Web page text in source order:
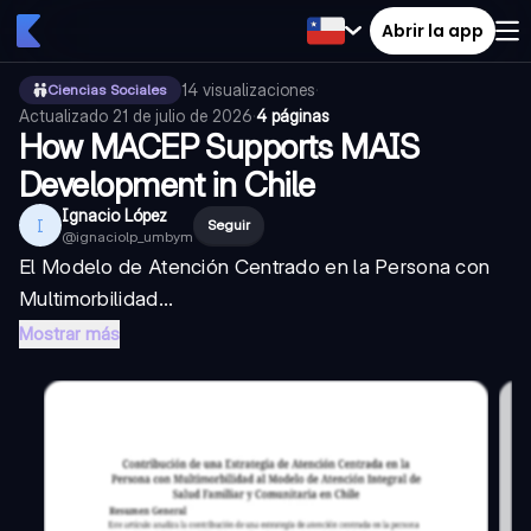
Abrir la app
Ciencias Sociales 14 visualizaciones·
Actualizado 21 de julio de 2026·4 páginas
How MACEP Supports MAIS
Development in Chile
I Ignacio López
@ignaciolp_umbym
Seguir
El Modelo de Atención Centrado en la Persona con
Multimorbilidad...
Mostrar más